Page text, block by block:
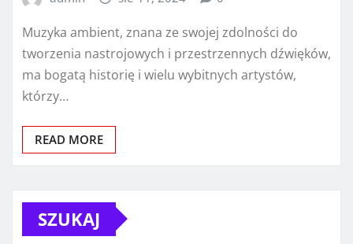
Muzyka ambient, znana ze swojej zdolności do
tworzenia nastrojowych i przestrzennych dźwięków,
ma bogatą historię i wielu wybitnych artystów,
którzy…
READ MORE
SZUKAJ